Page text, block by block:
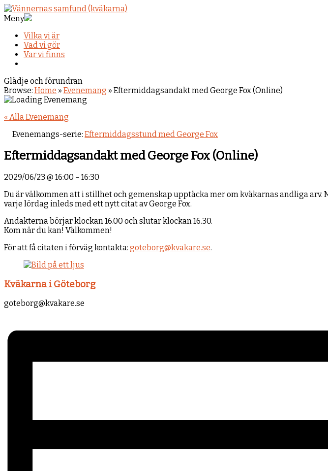
Meny
Vilka vi är
Vad vi gör
Var vi finns
Glädje och förundran
Browse: Home » Evenemang » Eftermiddagsandakt med George Fox (Online)
« Alla Evenemang
Evenemangs-serie: Eftermiddagsstund med George Fox
Eftermiddagsandakt med George Fox (Online)
2029/06/23 @ 16:00 – 16:30
Du är välkommen att i stillhet och gemenskap upptäcka mer om kväkarnas andliga
varje lördag inleds med ett nytt citat av George Fox.
Andakterna börjar klockan 16.00 och slutar klockan 16.30.
Kom när du kan! Välkommen!
För att få citaten i förväg kontakta: goteborg@kvakare.se.
Kväkarna i Göteborg
goteborg@kvakare.se